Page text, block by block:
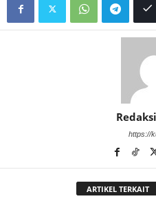
https://
ARTIKEL TERKAIT